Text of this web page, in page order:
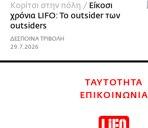
Κορίτσι στην πόλη / Είκοσι
χρόνια LIFO: To outsider των
οutsiders
ΔΕΣΠΟΙΝΑ ΤΡΙΒΟΛΗ
29.7.2026
ΤΑΥΤΟΤΗΤΑ
ΕΠΙΚΟΙΝΩΝΙΑ